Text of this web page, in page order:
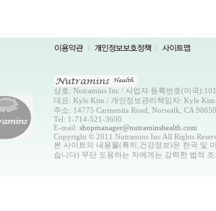
상호: Nutramins Inc / 사업자 등록번호(미국
대표: Kyle Kim / 개인정보관리책임자: Kyle Kim
주소: 14775 Carmenita Road, Norwalk, CA 90650
Tel: 1-714-521-3600
E-mail: shopmanager@nutraminshealth.com
Copyright © 2011 Nutramins Inc All Rights
본 사이트의 내용물(특히,건강정보)은 한국 및
습니다) 무단 도용하는 자에게는 강력한 법적